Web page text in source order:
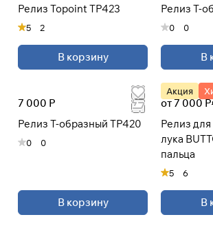
Релиз Topoint TP423
5 2
В корзину
Релиз Т-
0 0
В
7 000 Р
Релиз Т-образный TP420
0 0
В корзину
Акция
от 7 000 Р
Релиз
лука BUTTON
пальца
5 6
В
25%
Добавляйте товары
в корзину
При оформлении заказа
выберите метод оплаты
картой любого банка
Получайте товар